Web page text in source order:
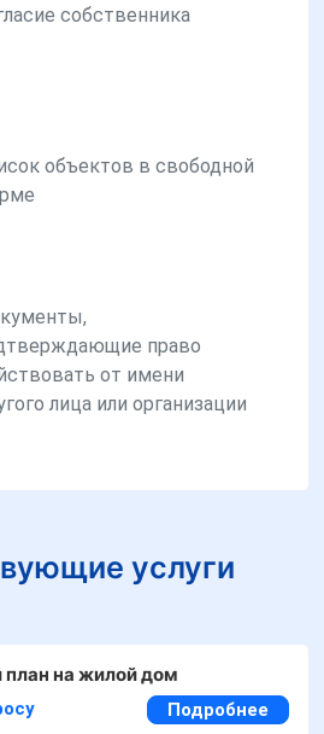
собственника
объектов в свободной
право
от имени
лица или организации
услуги
план на жилой дом
Подробнее